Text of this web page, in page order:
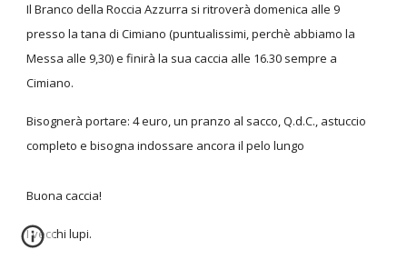
Il Branco della Roccia Azzurra si ritroverà domenica alle 9
presso la tana di Cimiano (puntualissimi, perchè abbiamo la
Messa alle 9,30) e finirà la sua caccia alle 16.30 sempre a
Cimiano.
Bisognerà portare: 4 euro, un pranzo al sacco, Q.d.C., astuccio
completo e bisogna indossare ancora il pelo lungo
Buona caccia!
I vecchi lupi.